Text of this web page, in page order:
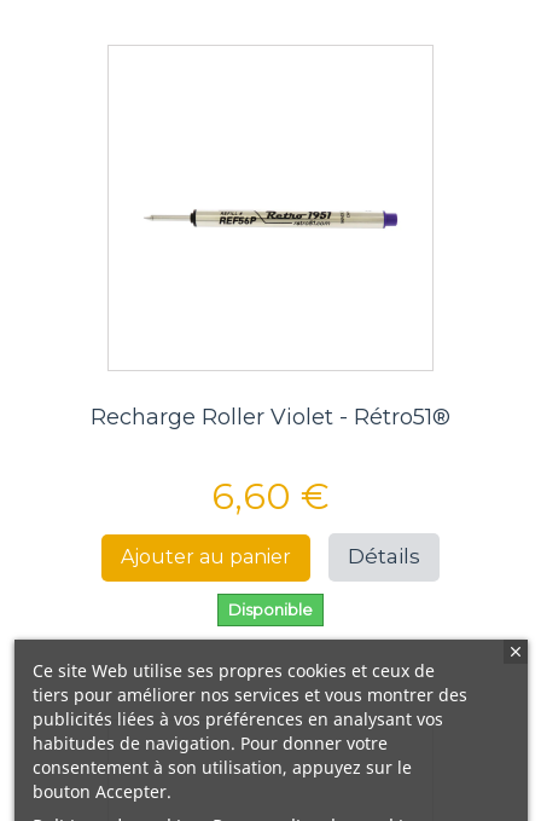
Recharge Roller Violet - Rétro51®
6,60 €
Ajouter au panier Détails
Disponible
Ce site Web utilise ses propres cookies et ceux de
tiers pour améliorer nos services et vous montrer des
publicités liées à vos préférences en analysant vos
habitudes de navigation. Pour donner votre
consentement à son utilisation, appuyez sur le
bouton Accepter.